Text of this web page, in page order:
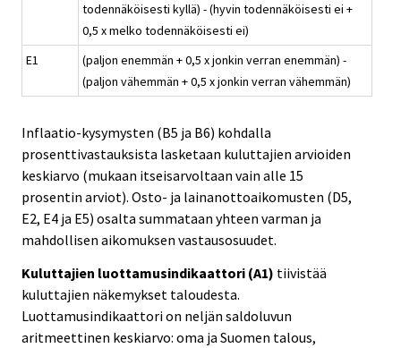
todennäköisesti kyllä) - (hyvin todennäköisesti ei +
0,5 x melko todennäköisesti ei)
E1
(paljon enemmän + 0,5 x jonkin verran enemmän) -
(paljon vähemmän + 0,5 x jonkin verran vähemmän)
Inflaatio-kysymysten (B5 ja B6) kohdalla
prosenttivastauksista lasketaan kuluttajien arvioiden
keskiarvo (mukaan itseisarvoltaan vain alle 15
prosentin arviot). Osto- ja lainanottoaikomusten (D5,
E2, E4 ja E5) osalta summataan yhteen varman ja
mahdollisen aikomuksen vastausosuudet.
Kuluttajien luottamusindikaattori (A1) tiivistää
kuluttajien näkemykset taloudesta.
Luottamusindikaattori on neljän saldoluvun
aritmeettinen keskiarvo: oma ja Suomen talous,